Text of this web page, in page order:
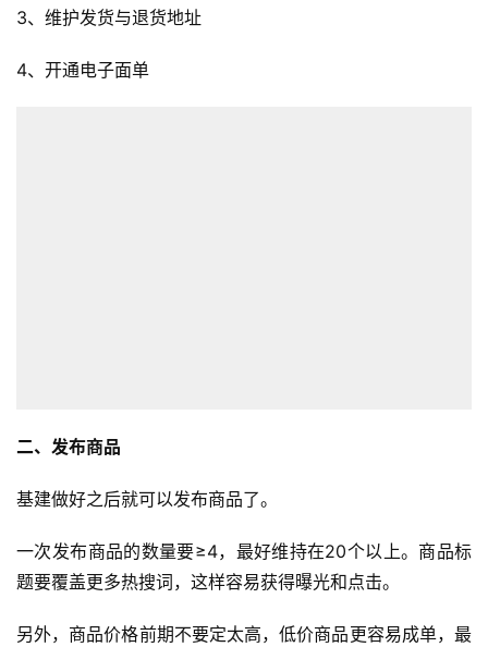
3、维护发货与退货地址
4、开通电子面单
二、发布商品
基建做好之后就可以发布商品了。
一次发布商品的数量要≥4，最好维持在20个以上。商品标
题要覆盖更多热搜词，这样容易获得曝光和点击。
另外，商品价格前期不要定太高，低价商品更容易成单，最